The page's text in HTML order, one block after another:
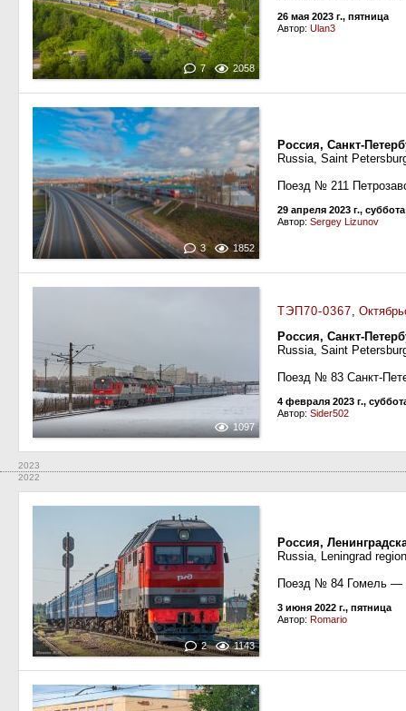
7 2058
26 мая 2023 г., пятница
Автор: Ulan3
3 1852
Россия, Санкт-
Russia, Saint
Поезд № 211
29 апреля 2023 г., суббота
Автор: Sergey Lizunov
1097
ТЭП70-0367,
Россия, Санкт-
Russia, Saint
Поезд № 83 Санкт-
4 февраля 2023 г.,
Автор: Sider502
2023
2022
2 1143
Россия,
Russia, Leningrad
Поезд № 84 Гомель —
3 июня 2022 г., пятница
Автор: Romario